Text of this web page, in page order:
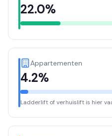
22.0%
Appartementen
4.2%
Ladderlift of verhuislift is hier